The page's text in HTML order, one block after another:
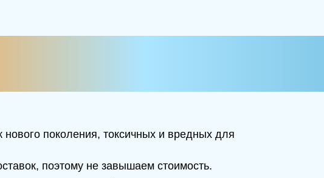
нового поколения, токсичных и вредных для
поэтому не завышаем стоимость.